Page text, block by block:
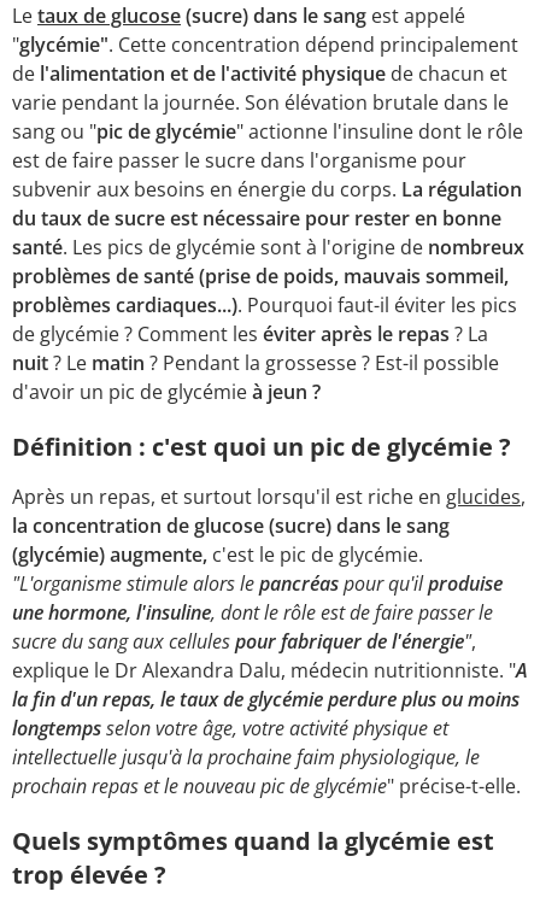
Letaux de glucose(sucre) dans le sang est appelé
"glycémie". Cette concentration dépend principalement
de l'alimentation et de l'activité physique de chacun et
varie pendant la journée. Son élévation brutale dans le
sang ou "pic de glycémie" actionne l'insuline dont le rôle
est de faire passer le sucre dans l'organisme pour
subvenir aux besoins en énergie du corps. La régulation
du taux de sucre est nécessaire pour rester en bonne
santé. Les pics de glycémie sont à l'origine de nombreux
problèmes de santé (prise de poids, mauvais sommeil,
problèmes cardiaques...). Pourquoi faut-il éviter les pics
de glycémie ? Comment les éviter après le repas ? La
nuit? Le matin ? Pendant la grossesse ? Est-il possible
d'avoir un pic de glycémieà jeun ?
Définition : c'est quoi un pic de glycémie ?
Après un repas, et surtout lorsqu'il est riche en glucides,
la concentration de glucose (sucre) dans le sang
(glycémie) augmente, c'est le pic de glycémie.
"L'organisme stimule alors lepancréaspour qu'ilproduise
une hormone, l'insuline, dont le rôle est de faire passer le
sucre du sang aux cellulespour fabriquer de l'énergie",
explique le Dr Alexandra Dalu, médecin nutritionniste. "A
la fin d'un repas, le taux de glycémie perdure plus ou moins
longtempsselon votre âge, votre activité physique et
intellectuelle jusqu'à la prochaine faim physiologique, le
prochain repas et le nouveau pic de glycémie" précise-t-elle.
Quels symptômes quand la glycémie est
trop élevée ?